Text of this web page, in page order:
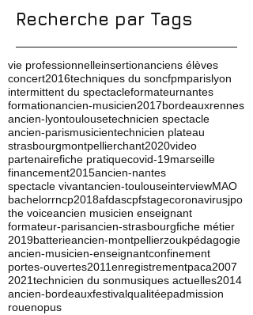
Recherche par Tags
vie professionnelleinsertionanciens élèves
concert2016techniques du soncfpmparislyon
intermittent du spectacleformateurnantes
formationancien-musicien2017bordeauxrennes
ancien-lyontoulousetechnicien spectacle
ancien-parismusicientechnicien plateau
strasbourgmontpellierchant2020video
partenairefiche pratiquecovid-19marseille
financement2015ancien-nantes
spectacle vivantancien-toulouseinterviewMAO
bachelorrncp2018afdascpfstagecoronavirusjpo
the voiceancien musicien enseignant
formateur-parisancien-strasbourgfiche métier
2019batterieancien-montpellierzoukpédagogie
ancien-musicien-enseignantconfinement
portes-ouvertes2011enregistrementpaca2007
2021technicien du sonmusiques actuelles2014
ancien-bordeauxfestivalqualitéepadmission
rouenopus